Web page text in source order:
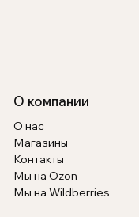
О компании
О нас
Магазины
Контакты
Мы на Ozon
Мы на Wildberries